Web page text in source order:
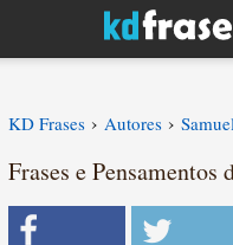
KD Frases › Autores ›
Frases e